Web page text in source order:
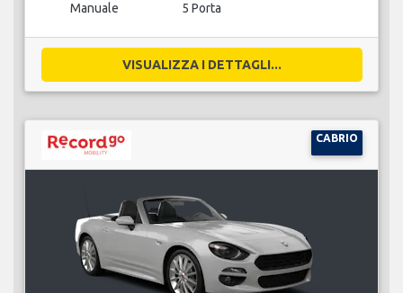
Manuale 5 Porta
VISUALIZZA I DETTAGLI...
CABRIO